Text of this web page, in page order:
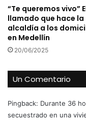
“Te queremos vivo”
llamado que hace la
alcaldía a los
en Medellín
20/06/2025
Un Comentario
Pingback: Durante 36
secuestrado en una